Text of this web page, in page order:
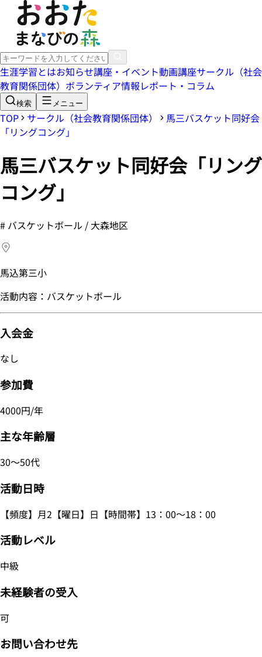
生涯学習とはお知らせ講座・イベント動画講座サークル（社会
教育関係団体） ボランティア情報レポート・コラム
検索 メニュー
TOP サークル（社会教育関係団体）
馬三バスケット同好会
「リングコング」
馬三バスケット同好会「リング
コング」
# バスケットボール / 大森地区
馬込第三小
活動内容：バスケットボール
入会金
なし
参加費
4000円/年
主な年齢層
30～50代
活動日時
【頻度】月2【曜日】日【時間帯】13：00～18：00
活動レベル
中級
未経験者の受入
可
お問い合わせ先